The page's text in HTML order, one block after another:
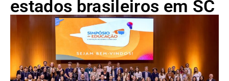
estados brasileiros em SC